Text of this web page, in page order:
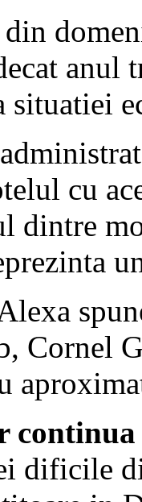
anul
situatiei
cu
dintre
Cornel
dificile